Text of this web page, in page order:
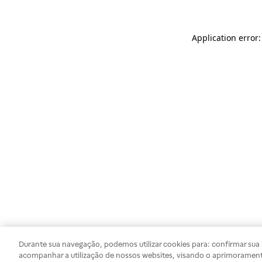
Application
Durante sua navegação, podemos utilizar cookies para: confirmar
acompanhar a utilização de nossos websites, visando o